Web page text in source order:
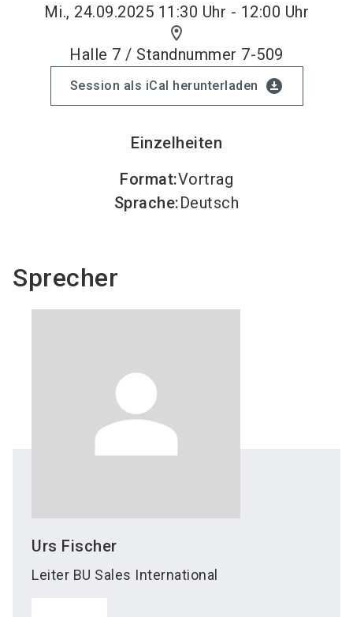
Mi., 24.09.2025 11:30 Uhr - 12:00 Uhr
location_on
Halle 7 / Standnummer 7-509
Session als iCal herunterladen download_for_offline
Einzelheiten
Format:Vortrag
Sprache:Deutsch
Sprecher
Urs Fischer
Leiter BU Sales International